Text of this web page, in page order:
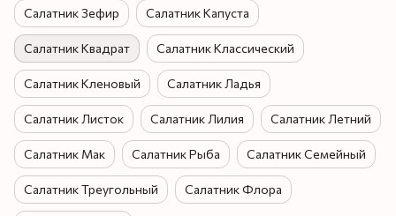
Салатник Зефир Салатник Капуста
Салатник Квадрат Салатник Классический
Салатник Кленовый Салатник Ладья
Салатник Листок Салатник Лилия Салатник Летний
Салатник Мак Салатник Рыба Салатник Семейный
Салатник Треугольный Салатник Флора